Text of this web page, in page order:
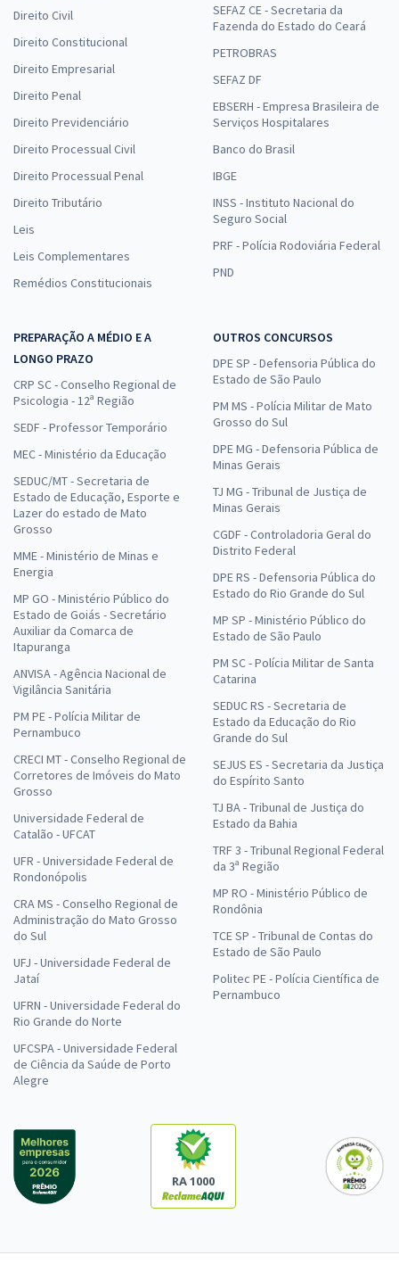
Direito Civil
Direito Constitucional
Direito Empresarial
Direito Penal
Direito Previdenciário
Direito Processual Civil
Direito Processual Penal
Direito Tributário
Leis
Leis Complementares
Remédios Constitucionais
SEFAZ CE - Secretaria da
Fazenda do Estado do Ceará
PETROBRAS
SEFAZ DF
EBSERH - Empresa Brasileira de
Serviços Hospitalares
Banco do Brasil
IBGE
INSS - Instituto Nacional do
Seguro Social
PRF - Polícia Rodoviária Federal
PND
PREPARAÇÃO A MÉDIO E A
LONGO PRAZO
CRP SC - Conselho Regional de
Psicologia - 12ª Região
SEDF - Professor Temporário
MEC - Ministério da Educação
SEDUC/MT - Secretaria de
Estado de Educação, Esporte e
Lazer do estado de Mato
Grosso
MME - Ministério de Minas e
Energia
MP GO - Ministério Público do
Estado de Goiás - Secretário
Auxiliar da Comarca de
Itapuranga
ANVISA - Agência Nacional de
Vigilância Sanitária
PM PE - Polícia Militar de
Pernambuco
CRECI MT - Conselho Regional de
Corretores de Imóveis do Mato
Grosso
Universidade Federal de
Catalão - UFCAT
UFR - Universidade Federal de
Rondonópolis
CRA MS - Conselho Regional de
Administração do Mato Grosso
do Sul
UFJ - Universidade Federal de
Jataí
UFRN - Universidade Federal do
Rio Grande do Norte
UFCSPA - Universidade Federal
de Ciência da Saúde de Porto
Alegre
OUTROS CONCURSOS
DPE SP - Defensoria Pública do
Estado de São Paulo
PM MS - Polícia Militar de Mato
Grosso do Sul
DPE MG - Defensoria Pública de
Minas Gerais
TJ MG - Tribunal de Justiça de
Minas Gerais
CGDF - Controladoria Geral do
Distrito Federal
DPE RS - Defensoria Pública do
Estado do Rio Grande do Sul
MP SP - Ministério Público do
Estado de São Paulo
PM SC - Polícia Militar de Santa
Catarina
SEDUC RS - Secretaria de
Estado da Educação do Rio
Grande do Sul
SEJUS ES - Secretaria da Justiça
do Espírito Santo
TJ BA - Tribunal de Justiça do
Estado da Bahia
TRF 3 - Tribunal Regional Federal
da 3ª Região
MP RO - Ministério Público de
Rondônia
TCE SP - Tribunal de Contas do
Estado de São Paulo
Politec PE - Polícia Científica de
Pernambuco
RA 1000